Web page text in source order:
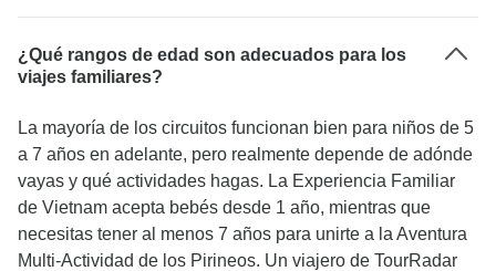
¿Qué rangos de edad son adecuados para los
viajes familiares?
La mayoría de los circuitos funcionan bien para niños de 5
a 7 años en adelante, pero realmente depende de adónde
vayas y qué actividades hagas. La Experiencia Familiar
de Vietnam acepta bebés desde 1 año, mientras que
necesitas tener al menos 7 años para unirte a la Aventura
Multi-Actividad de los Pirineos. Un viajero de TourRadar